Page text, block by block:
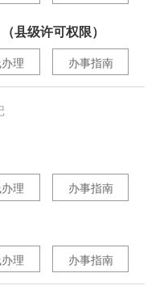
县级许可权限）
办事指南
理
办事指南
理
办事指南
理